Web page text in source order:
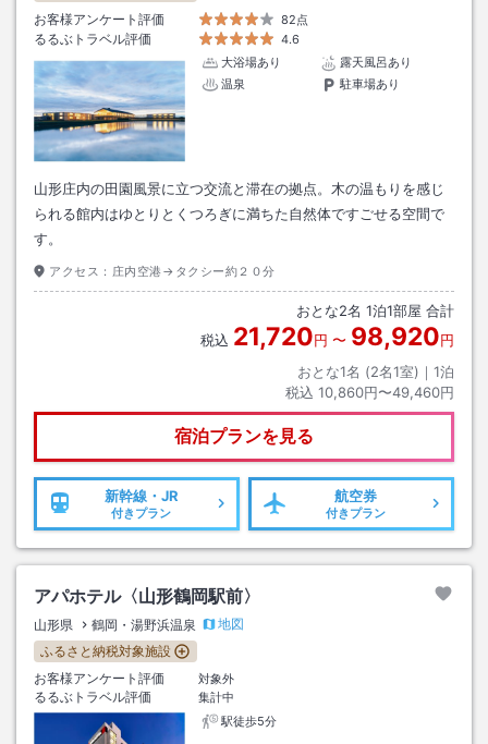
お客様アンケート評価
82点
るるぶトラベル評価
4.6
大浴場あり
露天風呂あり
温泉
駐車場あり
山形庄内の田園風景に立つ交流と滞在の拠点。木の温もりを感じ
られる館内はゆとりとくつろぎに満ちた自然体ですごせる空間で
す。
アクセス： 庄内空港→タクシー約２０分
おとな2名 1泊1部屋 合計
税込 21,720円 〜 98,920円
おとな1名 (2名1室)｜ 1泊
税込 10,860円〜49,460円
宿泊プランを見る
新幹線・JR
付きプラン
航空券
付きプラン
アパホテル〈山形鶴岡駅前〉
山形県 鶴岡・湯野浜温泉
地図
ふるさと納税対象施設
お客様アンケート評価
対象外
るるぶトラベル評価
集計中
駅徒歩5分